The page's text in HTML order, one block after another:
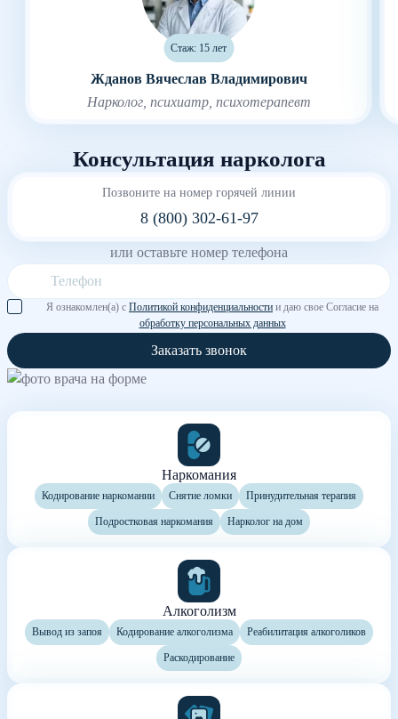
Стаж: 15 лет
Жданов Вячеслав Владимирович
Нарколог, психиатр, психотерапевт
Консультация нарколога
Позвоните на номер горячей линии
8 (800) 302-61-97
или оставьте номер телефона
Я ознакомлен(а) с Политикой конфиденциальности и даю свое Согласие на
обработку персональных данных
Заказать звонок
Наркомания
Кодирование наркомании Снятие ломки Принудительная терапия
Подростковая наркомания Нарколог на дом
Алкоголизм
Вывод из запоя Кодирование алкоголизма Реабилитация алкоголиков
Раскодирование